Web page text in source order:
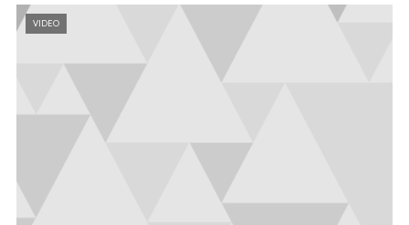
VIDEO